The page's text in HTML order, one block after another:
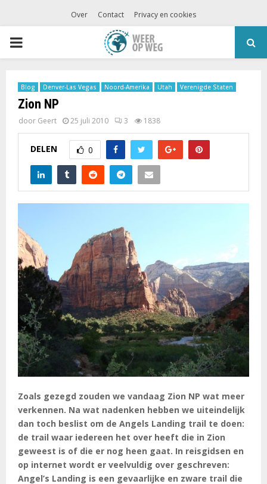
Over Contact Privacy en cookies
PRIMARY
Blog Denver-Las Vegas Noord-Amerika Utah Verenigde Staten
Zion NP
door Geert 25 juli 2010 3 1838
DELEN 0
Zoals gezegd zouden we vandaag Zion NP wat meer
verkennen. Na wat nadenken hebben we uiteindelijk
dan toch beslist om de Angels Landing trail te doen:
de trail waar iedereen het over heeft die in Zion
geweest is of die er nog heen gaat. In reisgidsen en
op internet wordt er veelvuldig over geschreven:
Angel’s Landing is een gevaarlijke en zware trail die